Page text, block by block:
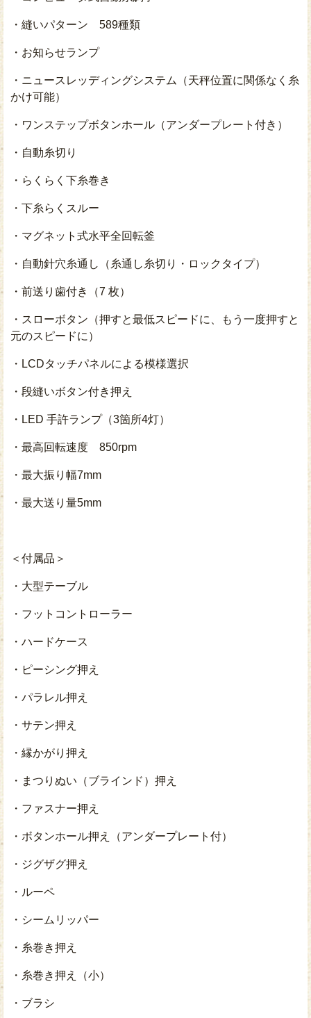
・縫いパターン 589種類
・お知らせランプ
・ニュースレッディングシステム（天秤位置に関係なく糸
かけ可能）
・ワンステップボタンホール（アンダープレート付き）
・自動糸切り
・らくらく下糸巻き
・下糸らくスルー
・マグネット式水平全回転釜
・自動針穴糸通し（糸通し糸切り・ロックタイプ）
・前送り歯付き（7 枚）
・スローボタン（押すと最低スピードに、もう一度押すと
元のスピードに）
・LCDタッチパネルによる模様選択
・段縫いボタン付き押え
・LED 手許ランプ（3箇所4灯）
・最高回転速度 850rpm
・最大振り幅7mm
・最大送り量5mm
＜付属品＞
・大型テーブル
・フットコントローラー
・ハードケース
・ピーシング押え
・パラレル押え
・サテン押え
・縁かがり押え
・まつりぬい（ブラインド）押え
・ファスナー押え
・ボタンホール押え（アンダープレート付）
・ジグザグ押え
・ルーペ
・シームリッパー
・糸巻き押え
・糸巻き押え（小）
・ブラシ